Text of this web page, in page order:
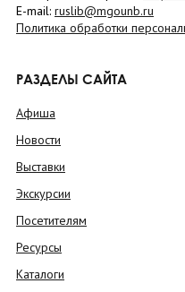
E-mail: ruslib@mgounb.ru
Политика обработки
РАЗДЕЛЫ САЙТА
Афиша
Новости
Выставки
Экскурсии
Посетителям
Ресурсы
Каталоги